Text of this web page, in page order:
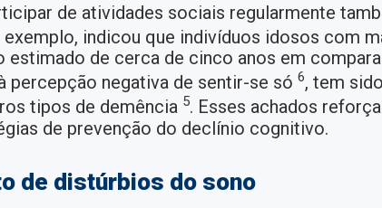
de atividades sociais regularmente
indicou que indivíduos idosos com
estimado de cerca de cinco anos em
percepção negativa de sentir-se só 6, tem
tipos de demência 5. Esses achados
de prevenção do declínio cognitivo.
de distúrbios do sono